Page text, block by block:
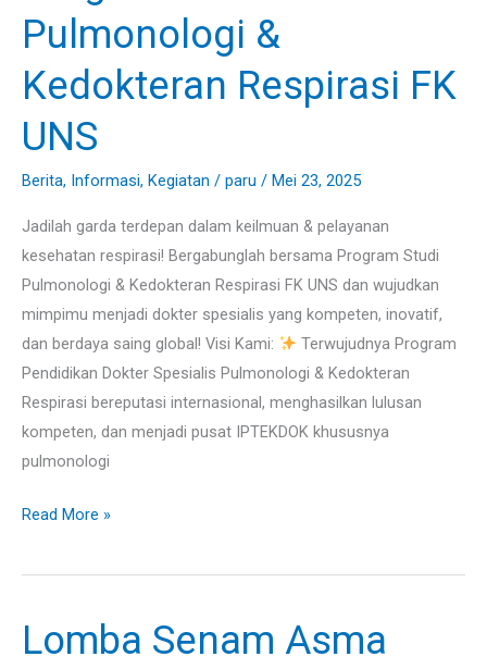
Pulmonologi &
Kedokteran Respirasi FK
UNS
Berita, Informasi, Kegiatan / paru / Mei 23, 2025
Jadilah garda terdepan dalam keilmuan & pelayanan
kesehatan respirasi! Bergabunglah bersama Program Studi
Pulmonologi & Kedokteran Respirasi FK UNS dan wujudkan
mimpimu menjadi dokter spesialis yang kompeten, inovatif,
dan berdaya saing global! Visi Kami:
Terwujudnya Program
Pendidikan Dokter Spesialis Pulmonologi & Kedokteran
Respirasi bereputasi internasional, menghasilkan lulusan
kompeten, dan menjadi pusat IPTEKDOK khususnya
pulmonologi
Pulmonologi
Kedokteran
Respirasi
FK
UNS
Read More »
Lomba Senam Asma
Lomba
Senam